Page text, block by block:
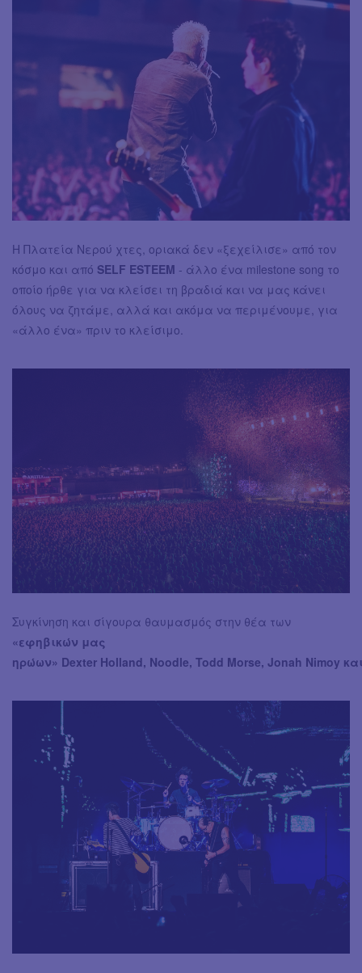
Η Πλατεία Νερού χτες, οριακά δεν «ξεχείλισε» από τον
κόσμο και από SELF ESTEEM - άλλο ένα milestone song το
οποίο ήρθε για να κλείσει τη βραδιά και να μας κάνει
όλους να ζητάμε, αλλά και ακόμα να περιμένουμε, για
«άλλο ένα» πριν το κλείσιμο.
Συγκίνηση και σίγουρα θαυμασμός στην θέα των
«εφηβικών μας
ηρώων» Dexter Holland, Noodle, Todd Morse, Jonah Nimoy